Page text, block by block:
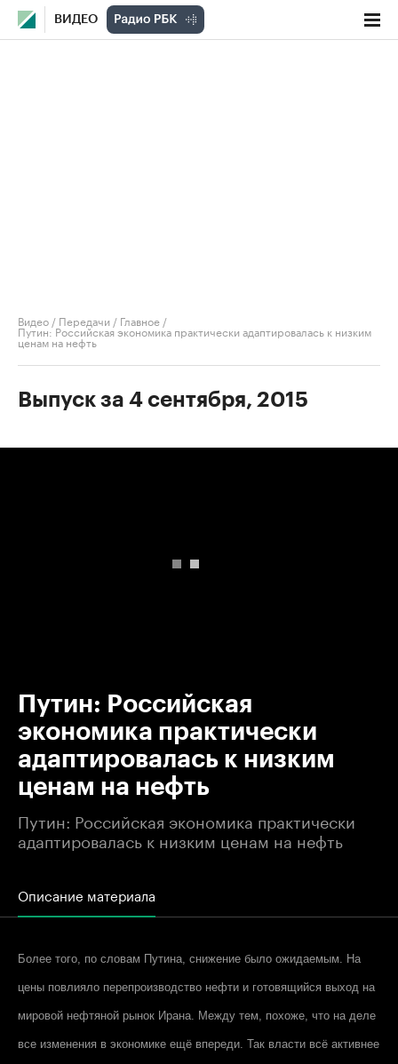
ВИДЕО
Видео / Передачи / Главное /
Путин: Российская экономика практически адаптировалась к низким
ценам на нефть
Выпуск за 4 сентября, 2015
Путин: Российская
экономика практически
адаптировалась к низким
ценам на нефть
Путин: Российская экономика практически
адаптировалась к низким ценам на нефть
Описание материала
Более того, по словам Путина, снижение было ожидаемым. На
цены повлияло перепроизводство нефти и готовящийся выход на
мировой нефтяной рынок Ирана. Между тем, похоже, что на деле
все изменения в экономике ещё впереди. Так власти всё активнее